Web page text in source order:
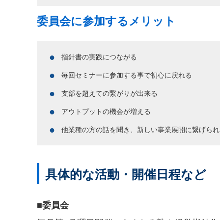
委員会に参加するメリット
指針書の実践につながる
毎回セミナーに参加する事で初心に戻れる
支部を超えての繋がりが出来る
アウトプットの機会が増える
他業種の方の話を聞き、新しい事業展開に繋げら
具体的な活動・開催日程など
■委員会